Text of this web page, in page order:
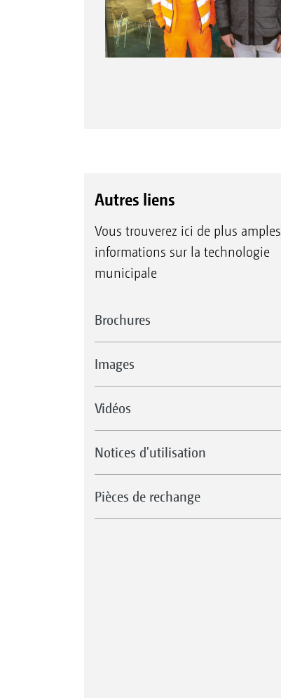
Autres liens
Vous trouverez ici de plus amples
informations sur la technologie
municipale
Brochures
Images
Vidéos
Notices d'utilisation
Pièces de rechange